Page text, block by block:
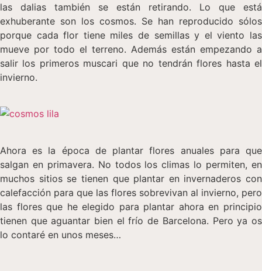
las dalias también se están retirando. Lo que está
exhuberante son los cosmos. Se han reproducido sólos
porque cada flor tiene miles de semillas y el viento las
mueve por todo el terreno. Además están empezando a
salir los primeros muscari que no tendrán flores hasta el
invierno.
Ahora es la época de plantar flores anuales para que
salgan en primavera. No todos los climas lo permiten, en
muchos sitios se tienen que plantar en invernaderos con
calefacción para que las flores sobrevivan al invierno, pero
las flores que he elegido para plantar ahora en principio
tienen que aguantar bien el frío de Barcelona. Pero ya os
lo contaré en unos meses…